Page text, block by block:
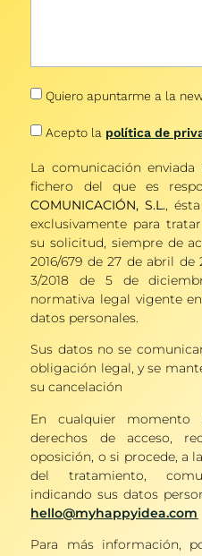
Quiero apuntarme a la
Acepto la política de
La comunicación
fichero del que es
COMUNICACIÓN, S.L.,
exclusivamente para
su solicitud, siempre de
2016/679 de 27 de abril de
3/2018 de 5 de
normativa legal vigente
datos personales.
Sus datos no se
obligación legal, y se
su cancelación
En cualquier momento
derechos de acceso,
oposición, o si procede, a
del tratamiento,
indicando sus datos
hello@myhappyidea.com
Para más información,